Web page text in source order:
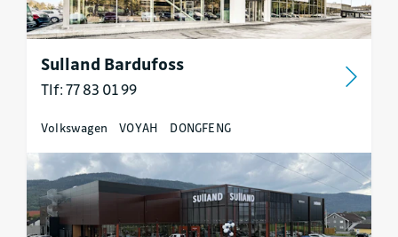
Sulland Bardufoss
Tlf: 77 83 01 99
Volkswagen VOYAH DONGFENG